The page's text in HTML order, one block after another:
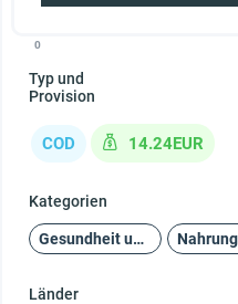
0
Typ und
Provision
COD 14.24EUR
Kategorien
Gesundheit und Schönheit
Länder